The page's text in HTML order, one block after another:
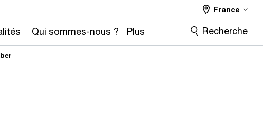
Qui sommes-nous ? Plus
France
Recherche